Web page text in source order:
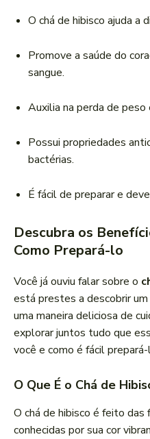
O chá de hibisco ajuda a
Promove a saúde do
sangue.
Auxilia na perda de peso
Possui propriedades
bactérias.
É fácil de preparar e
Descubra os
Como Prepará-lo
Você já ouviu falar sobre o
está prestes a descobrir
uma maneira deliciosa de
explorar juntos tudo que
você e como é fácil
O Que É o Chá de
O chá de hibisco é feito
conhecidas por sua cor